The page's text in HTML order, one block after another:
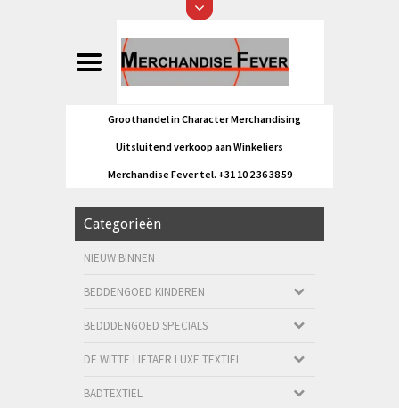
Groothandel in Character Merchandising
Uitsluitend verkoop aan Winkeliers
Merchandise Fever tel. +31 10 2 36 38 59
Categorieën
NIEUW BINNEN
BEDDENGOED KINDEREN
BEDDDENGOED SPECIALS
DE WITTE LIETAER LUXE TEXTIEL
BADTEXTIEL